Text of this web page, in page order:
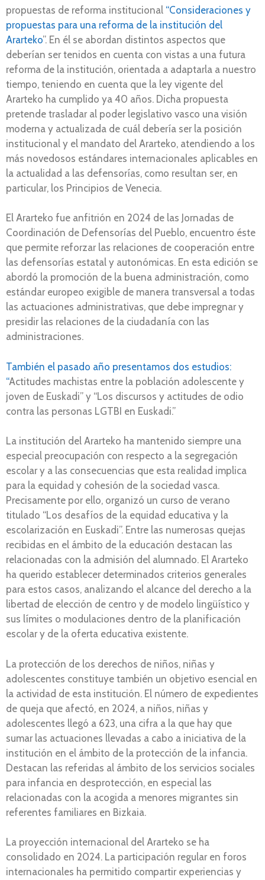
propuestas de reforma institucional “Consideraciones y
propuestas para una reforma de la institución del
Ararteko”. En él se abordan distintos aspectos que
deberían ser tenidos en cuenta con vistas a una futura
reforma de la institución, orientada a adaptarla a nuestro
tiempo, teniendo en cuenta que la ley vigente del
Ararteko ha cumplido ya 40 años. Dicha propuesta
pretende trasladar al poder legislativo vasco una visión
moderna y actualizada de cuál debería ser la posición
institucional y el mandato del Ararteko, atendiendo a los
más novedosos estándares internacionales aplicables en
la actualidad a las defensorías, como resultan ser, en
particular, los Principios de Venecia.
El Ararteko fue anfitrión en 2024 de las Jornadas de
Coordinación de Defensorías del Pueblo, encuentro éste
que permite reforzar las relaciones de cooperación entre
las defensorías estatal y autonómicas. En esta edición se
abordó la promoción de la buena administración, como
estándar europeo exigible de manera transversal a todas
las actuaciones administrativas, que debe impregnar y
presidir las relaciones de la ciudadanía con las
administraciones.
También el pasado año presentamos dos estudios:
“Actitudes machistas entre la población adolescente y
joven de Euskadi” y “Los discursos y actitudes de odio
contra las personas LGTBI en Euskadi.”
La institución del Ararteko ha mantenido siempre una
especial preocupación con respecto a la segregación
escolar y a las consecuencias que esta realidad implica
para la equidad y cohesión de la sociedad vasca.
Precisamente por ello, organizó un curso de verano
titulado “Los desafíos de la equidad educativa y la
escolarización en Euskadi”. Entre las numerosas quejas
recibidas en el ámbito de la educación destacan las
relacionadas con la admisión del alumnado. El Ararteko
ha querido establecer determinados criterios generales
para estos casos, analizando el alcance del derecho a la
libertad de elección de centro y de modelo lingüístico y
sus límites o modulaciones dentro de la planificación
escolar y de la oferta educativa existente.
La protección de los derechos de niños, niñas y
adolescentes constituye también un objetivo esencial en
la actividad de esta institución. El número de expedientes
de queja que afectó, en 2024, a niños, niñas y
adolescentes llegó a 623, una cifra a la que hay que
sumar las actuaciones llevadas a cabo a iniciativa de la
institución en el ámbito de la protección de la infancia.
Destacan las referidas al ámbito de los servicios sociales
para infancia en desprotección, en especial las
relacionadas con la acogida a menores migrantes sin
referentes familiares en Bizkaia.
La proyección internacional del Ararteko se ha
consolidado en 2024. La participación regular en foros
internacionales ha permitido compartir experiencias y